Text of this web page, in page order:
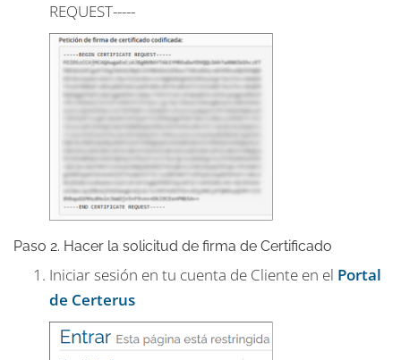
REQUEST-----
Paso 2. Hacer la solicitud de firma de Certificado
Iniciar sesión en tu cuenta de Cliente en el Portal
de Certerus